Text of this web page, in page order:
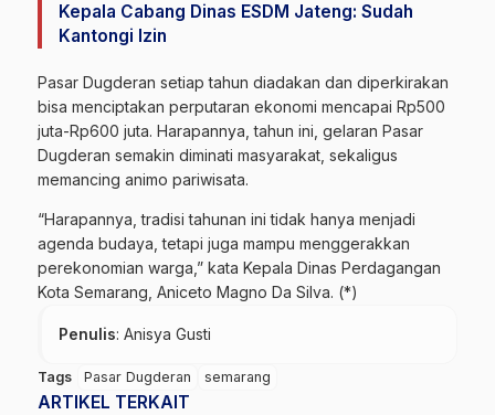
Kepala Cabang Dinas ESDM Jateng: Sudah
Kantongi Izin
Pasar Dugderan setiap tahun diadakan dan diperkirakan
bisa menciptakan perputaran ekonomi mencapai Rp500
juta-Rp600 juta. Harapannya, tahun ini, gelaran Pasar
Dugderan semakin diminati masyarakat, sekaligus
memancing animo pariwisata.
“Harapannya, tradisi tahunan ini tidak hanya menjadi
agenda budaya, tetapi juga mampu menggerakkan
perekonomian warga,” kata Kepala Dinas Perdagangan
Kota Semarang, Aniceto Magno Da Silva. (*)
Penulis: Anisya Gusti
Tags Pasar Dugderan semarang
ARTIKEL TERKAIT